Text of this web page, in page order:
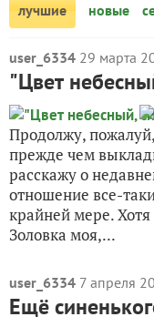
лучшие
новые
user_6334 29 марта
"Цвет
Продолжу,
прежде чем
расскажу о
отношение все-
крайней мере.
Золовка моя,...
user_6334 7 апреля
Ещё